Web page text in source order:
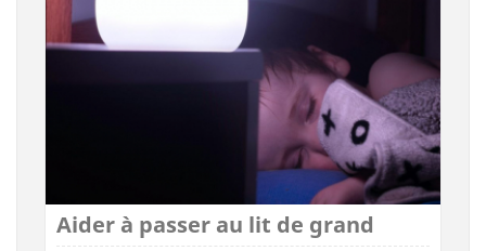
(5
Aider à passer au lit de grand